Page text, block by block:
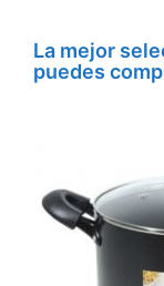
La mejor
puedes